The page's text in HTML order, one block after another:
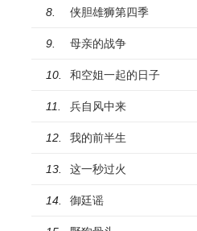
8. 侠胆雄狮第四季
9. 母亲的战争
10. 和空姐一起的日子
11. 兵自风中来
12. 我的前半生
13. 这一秒过火
14. 御廷谣